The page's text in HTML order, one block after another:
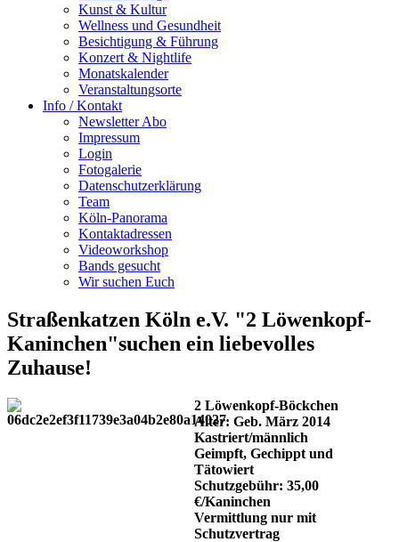
Kunst & Kultur
Wellness und Gesundheit
Besichtigung & Führung
Konzert & Nightlife
Monatskalender
Veranstaltungsorte
Info / Kontakt
Newsletter Abo
Impressum
Login
Fotogalerie
Datenschutzerklärung
Team
Köln-Panorama
Kontaktadressen
Videoworkshop
Bands gesucht
Wir suchen Euch
Straßenkatzen Köln e.V. "2 Löwenkopf-
Kaninchen"suchen ein liebevolles
Zuhause!
2 Löwenkopf-Böckchen
Alter: Geb. März 2014
Kastriert/männlich
Geimpft, Gechippt und
Tätowiert
Schutzgebühr: 35,00
€/Kaninchen
Vermittlung nur mit
Schutzvertrag